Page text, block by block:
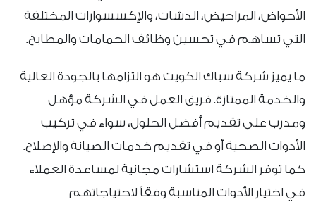
الأحواض، المراحيض، الدشات، والإكسسوارات المختلفة
التي تساهم في تحسين وظائف الحمامات والمطابخ.
ما يميز شركة سباك الكويت هو التزامها بالجودة العالية
والخدمة الممتازة. فريق العمل في الشركة مؤهل
ومدرب على تقديم أفضل الحلول، سواء في تركيب
الأدوات الصحية أو في تقديم خدمات الصيانة والإصلاح.
كما توفر الشركة استشارات مجانية لمساعدة العملاء
في اختيار الأدوات المناسبة وفقاً لاحتياجاتهم